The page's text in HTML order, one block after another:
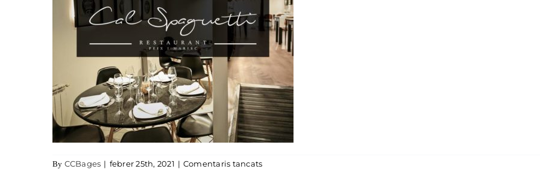
By CCBages | febrer 25th, 2021 | Comentaris tancatsa cal spagetti